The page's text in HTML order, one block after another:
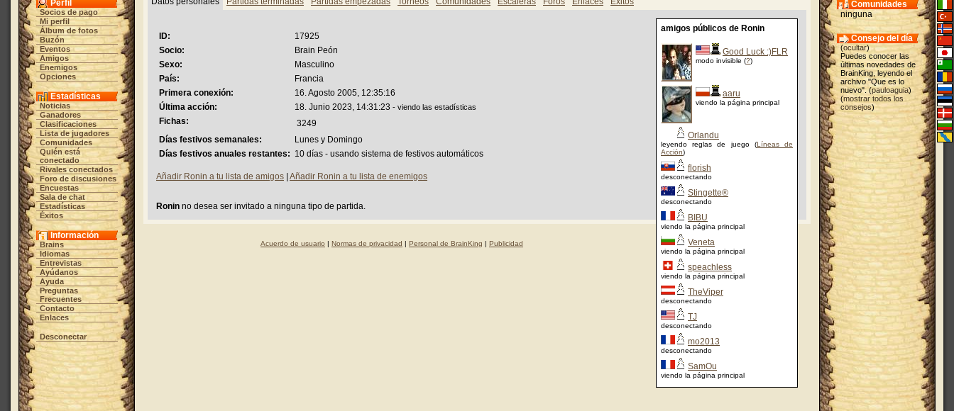
Perfil
Socios de pago
Mi perfil
Álbum de fotos
Buzón
Eventos
Amigos
Enemigos
Opciones
Estadísticas
Noticias
Ganadores
Clasificaciones
Lista de jugadores
Comunidades
Quién está
conectado
Rivales conectados
Foro de discusiones
Encuestas
Sala de chat
Estadísticas
Éxitos
Información
Brains
Idiomas
Entrevistas
Ayúdanos
Ayuda
Preguntas
Frecuentes
Contacto
Enlaces
Desconectar
amigos públicos de Ronin
Good Luck :)FLR
modo invisible (?)
aaru
viendo la página principal
Orlandu
leyendo reglas de juego (Líneas de
Acción)
florish
desconectando
Stingette®
desconectando
BIBU
viendo la página principal
Veneta
viendo la página principal
speachless
viendo la página principal
TheViper
desconectando
TJ
desconectando
mo2013
desconectando
SamOu
viendo la página principal
ID:
17925
Socio:
Brain Peón
Sexo:
Masculino
País:
Francia
Primera conexión:
16. Agosto 2005, 12:35:16
Última acción:
18. Junio 2023, 14:31:23 - viendo las estadísticas
Fichas:
3249
Días festivos semanales:
Lunes y Domingo
Días festivos anuales restantes: 10 días - usando sistema de festivos automáticos
Añadir Ronin a tu lista de amigos Añadir Ronin a tu lista de enemigos
Ronin no desea ser invitado a ninguna tipo de partida.
Acuerdo de usuario | Normas de privacidad | Personal de BrainKing | Publicidad
Comunidades
ninguna
Consejo del día
(ocultar)
Puedes conocer las
últimas novedades de
BrainKing, leyendo el
archivo "Que es lo
nuevo". (pauloaguia)
(mostrar todos los
consejos)